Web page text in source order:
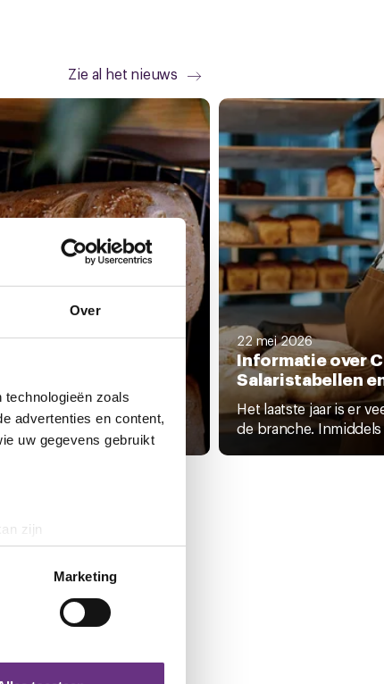
Over
zoals
advertenties en content,
uw gegevens gebruikt
zijn
in. U kunt uw
voor social
Marketing
Zie al het nieuws
wat wil jij in de
cao Ambachtelijke
werknemers in de
Bakkerijen loopt af
22 mei 2026
Informatie over
Salaristabellen
Het laatste jaar is er
de branche. Inmiddels